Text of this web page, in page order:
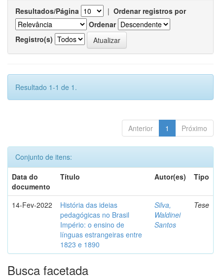
Resultados/Página | Ordenar registros por
Ordenar
Registro(s)
Resultado 1-1 de 1.
Anterior 1 Próximo
Conjunto de itens:
Data do
documento
Título Autor(es) Tipo
14-Fev-2022
História das ideias
pedagógicas no Brasil
Império: o ensino de
línguas estrangeiras entre
1823 e 1890
Silva,
Waldinei
Santos
Tese
Busca facetada